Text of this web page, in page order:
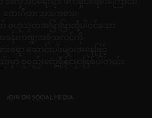
JOIN ON SOCIAL MEDIA